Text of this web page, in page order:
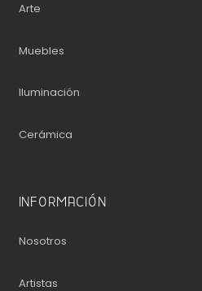
Arte
Muebles
Iluminación
Cerámica
INFORMACIÓN
Nosotros
Artistas